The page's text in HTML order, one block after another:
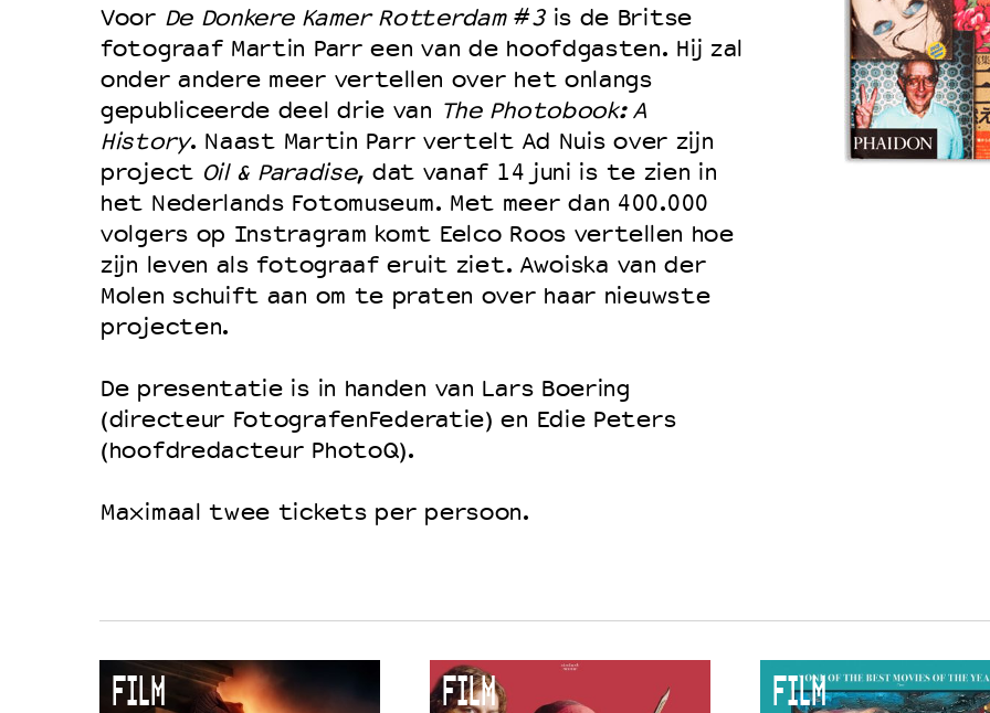
Word vriend
Historie
Partners
Huisregels
Privacyverklaring
Integriteits- en gedragscode
Duurzaamheid
Culturele boycot Israël
Ruimte voor artistieke vrijheid – VNPF
Voor De Donkere Kamer Rotterdam#3is de Britse
fotograaf Martin Parr een van de hoofdgasten. Hij zal
onder andere meer vertellen over het onlangs
gepubliceerde deel drie van The Photobook: A
History. Naast Martin Parr vertelt Ad Nuis over zijn
project Oil & Paradise, dat vanaf 14 juni is te zien in
het Nederlands Fotomuseum. Met meer dan 400.000
volgers op Instragram komt Eelco Roos vertellen hoe
zijn leven als fotograaf eruit ziet. Awoiska van der
Molen schuift aan om te praten over haar nieuwste
projecten.
De presentatie is in handen van Lars Boering
(directeur FotografenFederatie) en Edie Peters
(hoofdredacteur PhotoQ).
Maximaal twee tickets per persoon.
FILM FILM FILM